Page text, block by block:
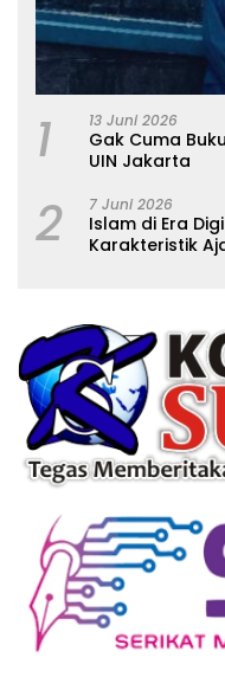
1 13 Juni 2026
Gak Cuma
UIN Jakarta
2 7 Juni 2026
Islam di Era
Karakteristik